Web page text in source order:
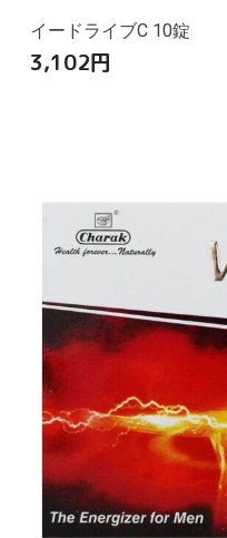
イードライブC 10錠
3,102円